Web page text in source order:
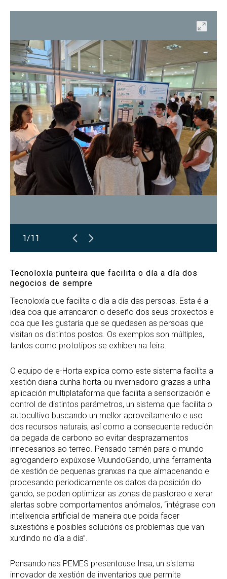
Abrir
1/11
Tecnoloxía punteira que facilita o día a día dos
negocios de sempre
Tecnoloxía que facilita o día a día das persoas. Esta é a
idea coa que arrancaron o deseño dos seus proxectos e
coa que lles gustaría que se quedasen as persoas que
visitan os distintos postos. Os exemplos son múltiples,
tantos como prototipos se exhiben na feira.
O equipo de e-Horta explica como este sistema facilita a
xestión diaria dunha horta ou invernadoiro grazas a unha
aplicación multiplataforma que facilita a sensorización e
control de distintos parámetros, un sistema que facilita o
autocultivo buscando un mellor aproveitamento e uso
dos recursos naturais, así como a consecuente redución
da pegada de carbono ao evitar desprazamentos
innecesarios ao terreo. Pensado tamén para o mundo
agrogandeiro expúxose MuundoGando, unha ferramenta
de xestión de pequenas granxas na que almacenando e
procesando periodicamente os datos da posición do
gando, se poden optimizar as zonas de pastoreo e xerar
alertas sobre comportamentos anómalos, “intégrase con
intelixencia artificial de maneira que poida facer
suxestións e posibles solucións os problemas que van
xurdindo no día a día”.
Pensando nas PEMES presentouse Insa, un sistema
innovador de xestión de inventarios que permite